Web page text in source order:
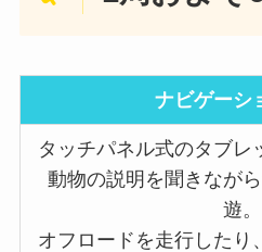
ナビゲーシ
タッチパネル式のタブレ
動物の説明を聞きなが
遊。
オフロードを走行したり